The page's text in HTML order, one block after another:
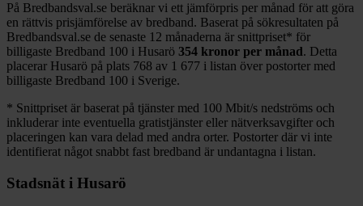
På Bredbandsval.se beräknar vi ett jämförpris per månad för att göra
en rättvis prisjämförelse av bredband. Baserat på sökresultaten på
Bredbandsval.se de senaste 12 månaderna är snittpriset* för
billigaste Bredband 100 i Husarö 354 kronor per månad. Detta
placerar Husarö på plats 768 av 1 677 i listan över postorter med
billigaste Bredband 100 i Sverige.
* Snittpriset är baserat på tjänster med 100 Mbit/s nedströms och
inkluderar inte eventuella gratistjänster eller nätverksavgifter och
placeringen kan vara delad med andra orter. Postorter där vi inte
identifierat något snabbt fast bredband är undantagna i listan.
Stadsnät i Husarö